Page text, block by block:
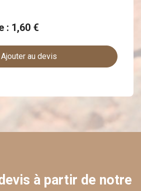
: 1,60 €
Ajouter au devis
à partir de notre